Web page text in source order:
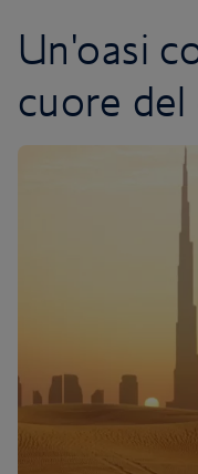
Un'oasi
cuore